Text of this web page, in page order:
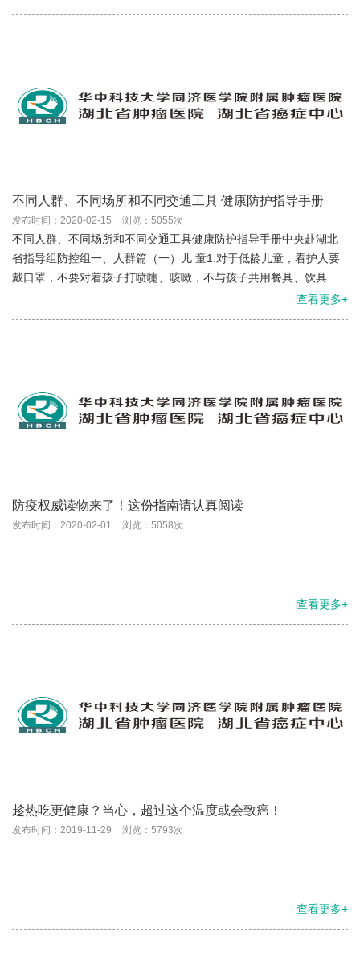
不同人群、不同场所和不同交通工具 健康防护指导手册
发布时间：2020-02-15 浏览：5055次
不同人群、不同场所和不同交通工具健康防护指导手册中央赴湖北
省指导组防控组一、人群篇（一）儿 童1.对于低龄儿童，看护人要
戴口罩，不要对着孩子打喷嚏、咳嗽，不与孩子共用餐具、饮具，
喂食时不用嘴吹食物，也不要嚼过后喂给孩子，不亲吻孩子，不对
查看更多+
防疫权威读物来了！这份指南请认真阅读
发布时间：2020-02-01 浏览：5058次
查看更多+
趁热吃更健康？当心，超过这个温度或会致癌！
发布时间：2019-11-29 浏览：5793次
查看更多+